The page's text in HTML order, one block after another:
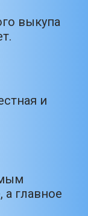
выкупа
и
главное